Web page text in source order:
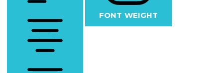
FONT WEIGHT